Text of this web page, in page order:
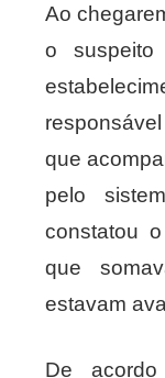
Ao
o
que
pelo
constatou
que
estavam
De